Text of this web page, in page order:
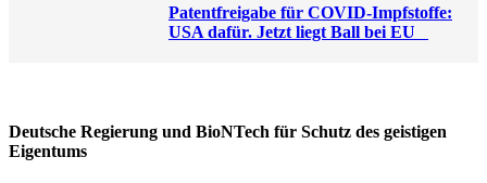
Patentfreigabe für COVID-Impfstoffe:
USA dafür. Jetzt liegt Ball bei EU
Deutsche Regierung und BioNTech für Schutz des geistigen
Eigentums